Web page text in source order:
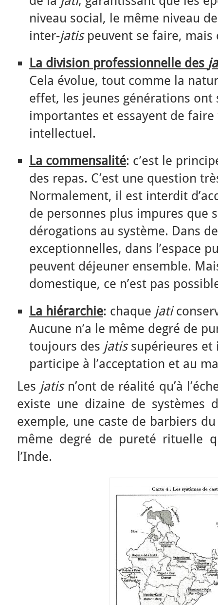
niveau social, le même niveau
inter-jatispeuvent se faire, mais
La division professionnelle des
Cela évolue, tout comme la
effet, les jeunes générations ont
importantes et essayent de
intellectuel.
La commensalité: c’est le
des repas. C’est une question
Normalement, il est interdit
de personnes plus impures que
dérogations au système. Dans
exceptionnelles, dans l’espace
peuvent déjeuner ensemble.
domestique, ce n’est pas
La hiérarchie: chaque jati
Aucune n’a le même degré de
toujours des jatis supérieures et
participe à l’acceptation et au
Les jatisn’ont de réalité qu’à
existe une dizaine de systèmes
exemple, une caste de barbiers du
même degré de pureté rituelle
l’Inde.